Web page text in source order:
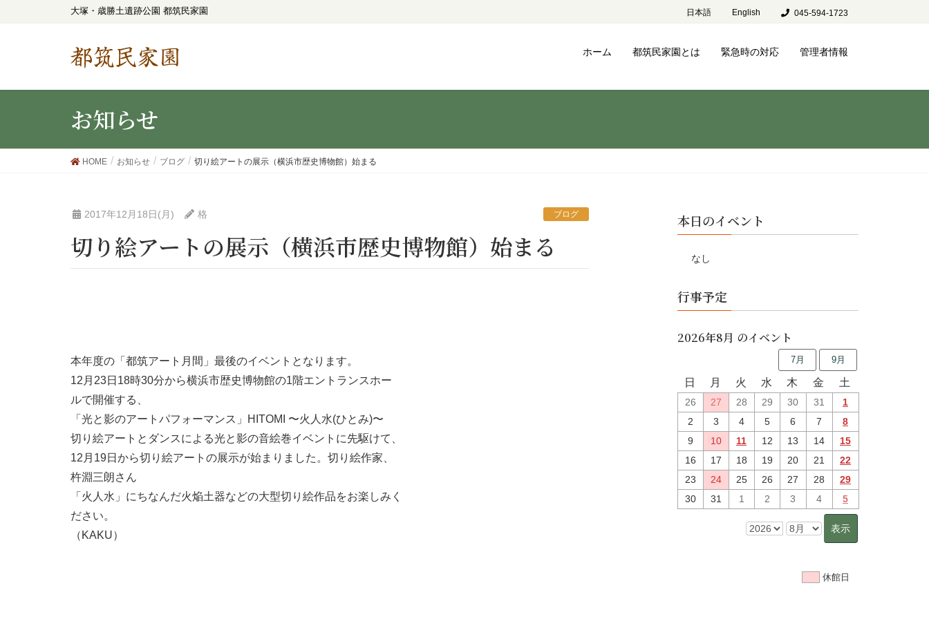
大塚・歳勝土遺跡公園 都筑民家園 日本語 English 045-594-1723
都筑民家園 ホーム 都筑民家園とは 緊急時の対応 管理者情報
お知らせ
HOME お知らせ ブログ 切り絵アートの展示（横浜市歴史博物館）始まる
2017年12月18日(月) 格 ブログ
切り絵アートの展示（横浜市歴史博物館）始まる
本年度の「都筑アート月間」最後のイベントとなります。
12月23日18時30分から横浜市歴史博物館の1階エントランスホー
ルで開催する、
「光と影のアートパフォーマンス」HITOMI 〜火人水(ひとみ)〜
切り絵アートとダンスによる光と影の音絵巻イベントに先駆けて、
12月19日から切り絵アートの展示が始まりました。切り絵作家、
杵淵三朗さん
「火人水」にちなんだ火焔土器などの大型切り絵作品をお楽しみく
ださい。
（KAKU）
本日のイベント
なし
行事予定
2026年8月 のイベント
7月 9月
日 月 火 水 木 金 土
26 27 28 29 30 31
1
2
3 4 5 6 7
8
9
10 11 12 13 14
15
16
17 18 19 20 21
22
23
24 25 26 27 28
29
30
31 1 2 3 4 5
休館日